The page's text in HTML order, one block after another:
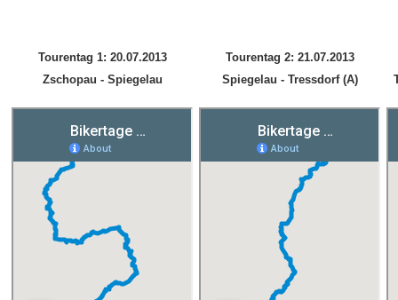
Tourentag 1: 20.07.2013
Tourentag 2: 21.07.2013
Zschopau - Spiegelau
Spiegelau - Tressdorf (A)